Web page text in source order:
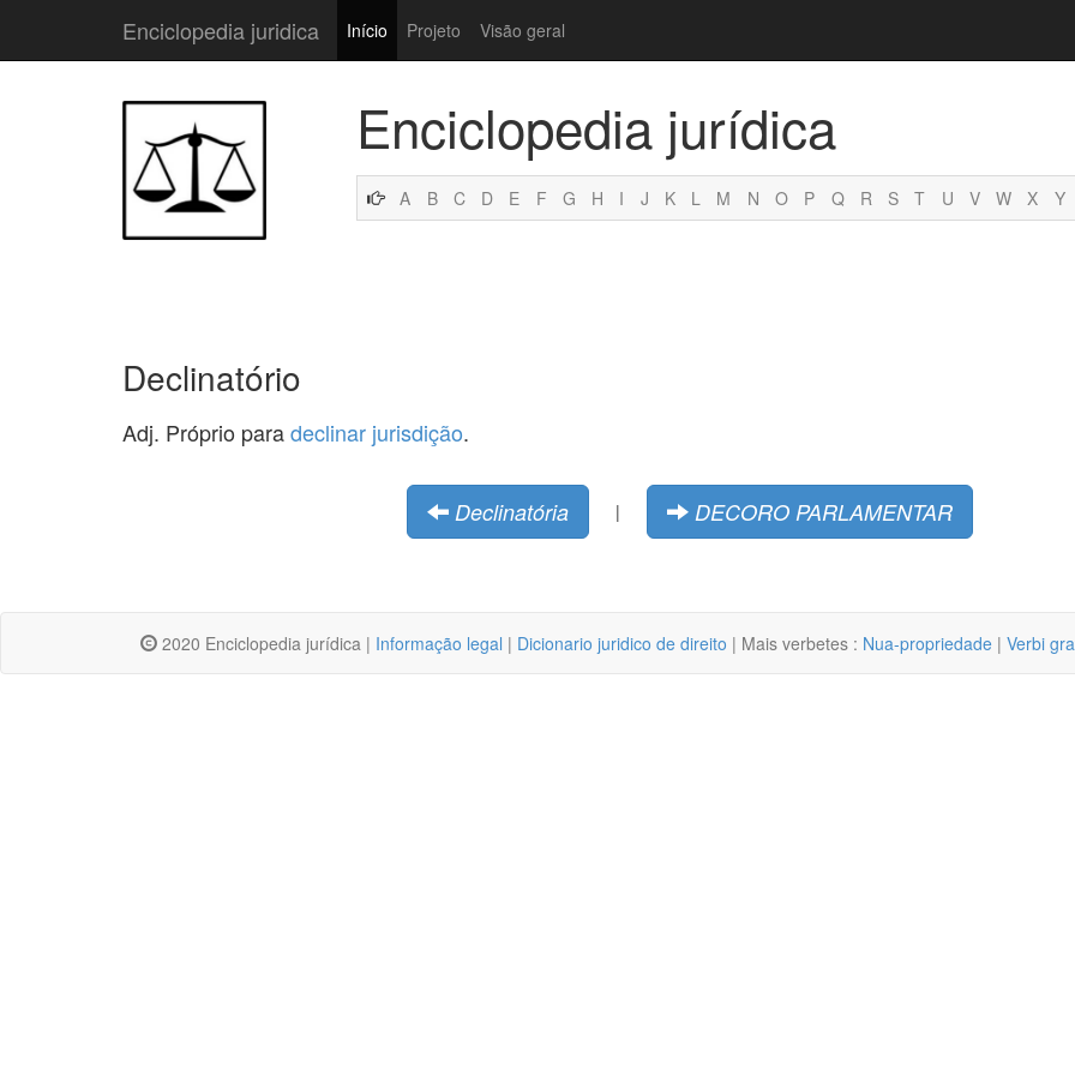
Enciclopedia juridica Início Projeto Visão geral
Enciclopedia jurídica
A B C D E F G H I J K L M N O P Q R S T U V W X Y
Declinatório
Adj. Próprio paradeclinar jurisdição.
Declinatória | DECORO PARLAMENTAR
2020 Enciclopedia jurídica | Informação legal | Dicionario juridico de direito | Mais verbetes : Nua-propriedade | Verbi